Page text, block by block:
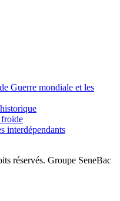
Guerre mondiale et les
froide
interdépendants
réservés. Groupe SeneBac